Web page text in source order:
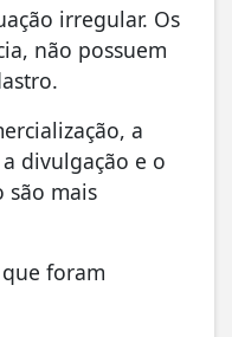
irregular. Os
não possuem
a
divulgação e o
são mais
foram